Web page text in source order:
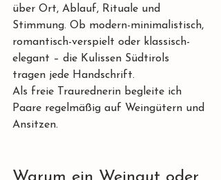
über Ort, Ablauf, Rituale und
Stimmung. Ob modern-minimalistisch,
romantisch-verspielt oder klassisch-
elegant – die Kulissen Südtirols
tragen jede Handschrift.
Als freie Traurednerin begleite ich
Paare regelmäßig auf Weingütern und
Ansitzen.